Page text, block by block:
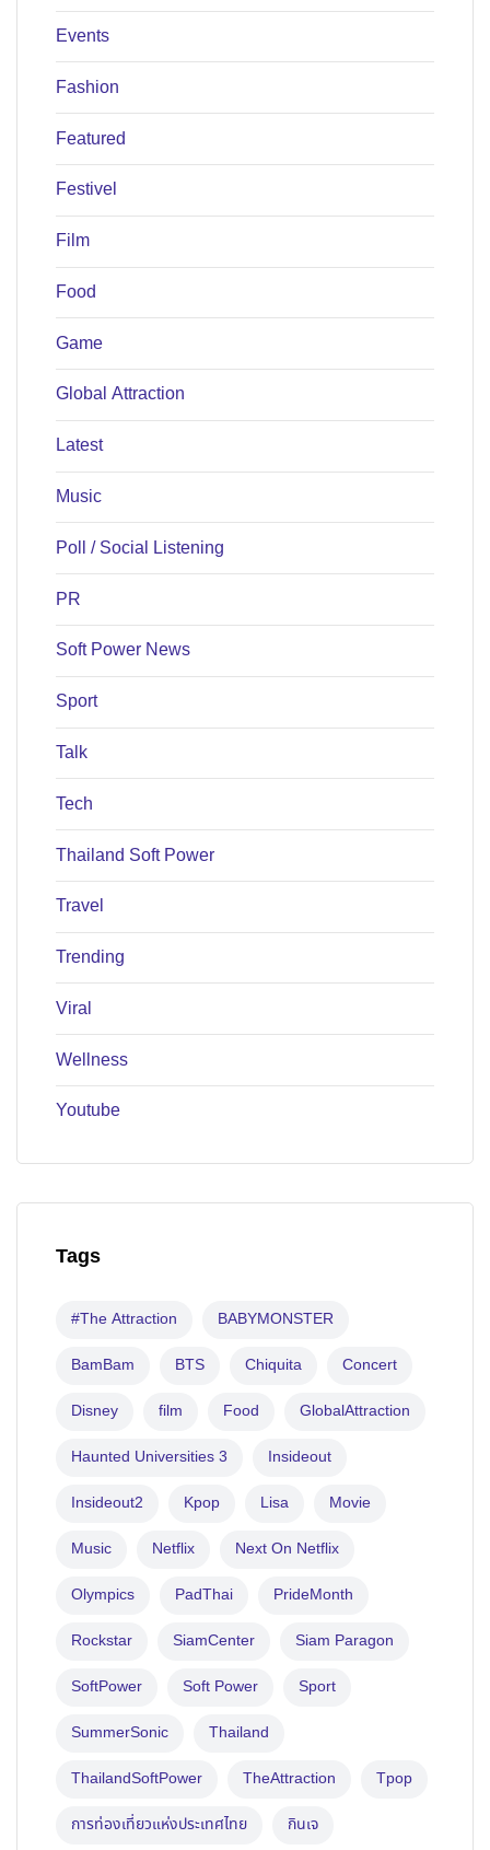
Events
Fashion
Featured
Festivel
Film
Food
Game
Global Attraction
Latest
Music
Poll / Social Listening
PR
Soft Power News
Sport
Talk
Tech
Thailand Soft Power
Travel
Trending
Viral
Wellness
Youtube
Tags
#The Attraction BABYMONSTER
BamBam BTS Chiquita Concert
Disney film Food GlobalAttraction
Haunted Universities 3 Insideout
Insideout2 Kpop Lisa Movie
Music Netflix Next On Netflix
Olympics PadThai PrideMonth
Rockstar SiamCenter Siam Paragon
SoftPower Soft Power Sport
SummerSonic Thailand
ThailandSoftPower TheAttraction Tpop
การท่องเที่ยวแห่งประเทศไทย กินเจ